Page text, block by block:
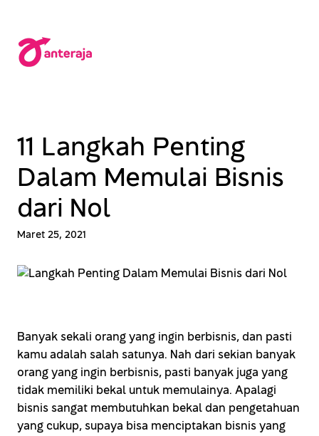
konten
11 Langkah Penting
Dalam Memulai Bisnis
dari Nol
Maret 25, 2021
Banyak sekali orang yang ingin berbisnis, dan pasti
kamu adalah salah satunya. Nah dari sekian banyak
orang yang ingin berbisnis, pasti banyak juga yang
tidak memiliki bekal untuk memulainya. Apalagi
bisnis sangat membutuhkan bekal dan pengetahuan
yang cukup, supaya bisa menciptakan bisnis yang